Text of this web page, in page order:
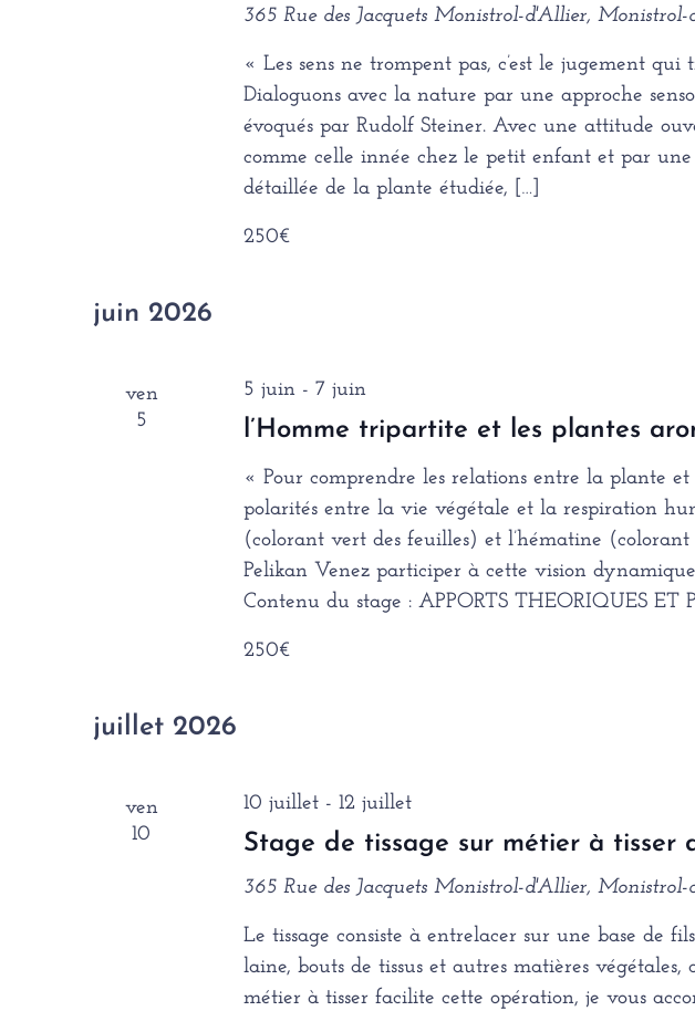
365 Rue des Jacquets Monistrol-d'Allier, Monistrol-
« Les sens ne trompent pas, c’est le jugement qui
Dialoguons avec la nature par une approche
évoqués par Rudolf Steiner. Avec une attitude
comme celle innée chez le petit enfant et par une
détaillée de la plante étudiée, […]
250€
juin 2026
ven
5
l’Homme tripartite et les plantes
5 juin- 7 juin
« Pour comprendre les relations entre la plante et
polarités entre la vie végétale et la respiration
(colorant vert des feuilles) et l’hématine
Pelikan Venez participer à cette vision
Contenu du stage : APPORTS THEORIQUES ET
250€
juillet 2026
ven
10
Stage de tissage sur métier à tisser
10 juillet- 12 juillet
365 Rue des Jacquets Monistrol-d'Allier, Monistrol-
Le tissage consiste à entrelacer sur une base de
laine, bouts de tissus et autres matières
métier à tisser facilite cette opération, je vous